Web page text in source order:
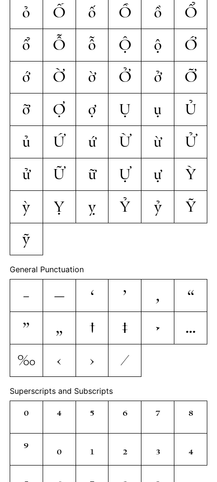
ỏ
Ố ố Ồ ồ
Ổ
ổ
Ỗ ỗ Ộ ộ
Ớ
ớ
Ờ ờ Ở ở
Ỡ
ỡ
Ợ ợ Ụ ụ
Ủ
ủ
Ứ ứ Ừ ừ
Ử
ử
Ữ ữ Ự ự
Ỳ
ỳ
Ỵ ỵ Ỷ ỷ
Ỹ
ỹ
General Punctuation
– — ‘ ’ ‚
“
”
„ † ‡ •
…
‰
‹ › ⁄
Superscripts and Subscripts
⁰ ⁴ ⁵ ⁶ ⁷
⁸
⁹
₀ ₁ ₂ ₃
₄